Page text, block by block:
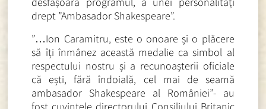
drept ”Ambasador Shakespeare”.
”…Ion Caramitru, este o onoare și o plăcere
să îți înmânez această medalie ca simbol al
respectului nostru și a recunoașterii oficiale
că ești, fără îndoială, cel mai de seamă
ambasador Shakespeare al României”- au
fost cuvintele directorului Consiliului Britanic